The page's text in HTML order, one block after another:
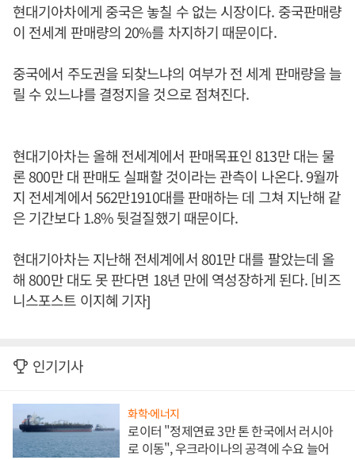
현대기아차에게 중국은 놓칠 수 없는 시장이다. 중국판매량
이 전세계 판매량의 20%를 차지하기 때문이다.
중국에서 주도권을 되찾느냐의 여부가 전 세계 판매량을 늘
릴 수 있느냐를 결정지을 것으로 점쳐진다.
현대기아차는 올해 전세계에서 판매목표인 813만 대는 물
론 800만 대 판매도 실패할 것이라는 관측이 나온다. 9월까
지 전세계에서 562만1910대를 판매하는 데 그쳐 지난해 같
은 기간보다 1.8% 뒷걸질했기 때문이다.
현대기아차는 지난해 전세계에서 801만 대를 팔았는데 올
해 800만 대도 못 판다면 18년 만에 역성장하게 된다. [비즈
니스포스트 이지혜 기자]
인기기사
화학·에너지
로이터 "정제연료 3만 톤 한국에서 러시아
로 이동", 우크라이나의 공격에 수요 늘어